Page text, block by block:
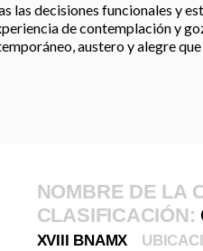
las decisiones funcionales y
de contemplación y
austero y alegre
NOMBRE DE LA
CLASIFICACIÓN:
XVIII BNAMX